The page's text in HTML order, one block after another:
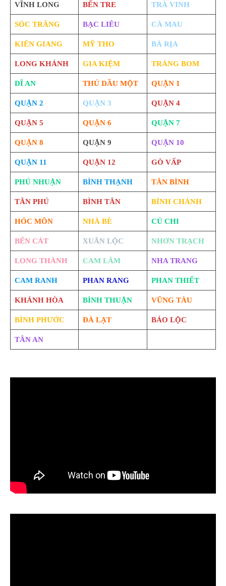
VĨNH LONG BẾN TRE TRÀ VINH
SÓC TRĂNG BẠC LIÊU CÀ MAU
KIÊN GIANG MỸ THO BÀ RỊA
LONG KHÁNH GIA KIỆM TRẢNG BOM
DĨ AN THỦ DẦU MỘT QUẬN 1
QUẬN 2 QUẬN 3 QUẬN 4
QUẬN 5 QUẬN 6 QUẬN 7
QUẬN 8 QUẬN 9 QUẬN 10
QUẬN 11 QUẬN 12 GÒ VẤP
PHÚ NHUẬN BÌNH THẠNH TÂN BÌNH
TÂN PHÚ BÌNH TÂN BÌNH CHÁNH
HÓC MÔN NHÀ BÈ CỦ CHI
BẾN CÁT XUÂN LỘC NHƠN TRẠCH
LONG THÀNH CAM LÂM NHA TRANG
CAM RANH PHAN RANG PHAN THIẾT
KHÁNH HÒA BÌNH THUẬN VŨNG TÀU
BÌNH PHƯỚC ĐÀ LẠT BẢO LỘC
TÂN AN